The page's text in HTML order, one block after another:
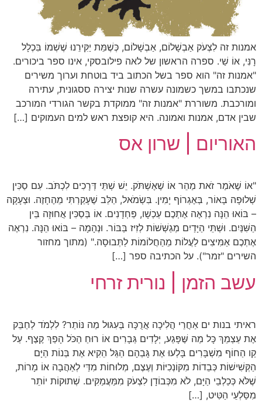
אמנות זה לִצְעֹק אַבְשָׁלוֹם, אַבְשָׁלוֹם, כְּשֶׁמֵּת יַקִּירֵנוּ שֶׁשְׁמוֹ בִּכְלָל
רָנִּי, אוֹ שַׁי. ספרה הראשון של לאה פילובסקי, אינו ספר ביכורים.
"אמנות זה" הוא ספר בשל הכתוב ביד בוטחת וערוך משירים
שנכתבו במשך כשמונה עשרה שנות יצירה ססגונית, עתירה
ומורכבת. משוררת "אמנות זה" ממוקדת בקשר הגורדי המורכב
שבין אדם, אמנות ואמונה. היא קופצת ראש למים העמוקים […]
האוריום | שרון אס
"אוֹ שֶׁאֹמַר זֹאת מַהֵר אוֹ שֶׁאֶשְׁתֹּק. יֵשׁ שְׁתֵּי דְּרָכִים לִכְתֹּב. עִם סַכִּין
שְׁלוּפָה בָּאוֹר, בְּאֶגְרוֹף יָמִין. בִּשְׂמֹאל, הַלֵּב שֶׁעָקַרְתִּי מֵהֶחָזֶה. וּצְעָקָה
– בּוֹאוּ הֵנָּה נִרְאֶה אֶתְכֶם עַכְשָׁו, פַּחְדָנִים. אוֹ בְּסַכִּין אֲחוּזָה בֵּין
הַשִּׁנַּיִם. וּשְׁתֵּי הַיָּדַיִם מְגַשְּׁשׁוֹת לְזִיז בַּבּוֹר. וּנְהָמָה – בּוֹאוּ הֵנָּה. נִרְאֶה
אֶתְכֶם אַמִּיצִים לַעֲלוֹת מֵהַחֲלוֹמוֹת לַתְּבוּסָה." (מתוך מחזור
השירים "זמר"). על הכתיבה ספר […]
עשב הזמן | נורית זרחי
ראיתי בנות ים אַחֲרֵי הֲלִיכָה אֲרֻכָּה בְּעִגּוּל מַה נּוֹתַר? לִלְמֹד לְחַבֵּק
אֶת עַצְמֵךְ כָּל מַה שֶּׁפָּגַע, יְלָדִים גְּבָרִים אוֹ רוּחַ הַכֹּל הָפַךְ קֶצֶף. עַל
קַו הַחוֹף מִשְׁבָּרִים בָּלְעוּ אֶת גָּבְהָם הַגַּל הֵקִיא אֶת בְּנוֹת הַיָּם
הַקְּשִׁישׁוֹת כְּבֵדוֹת מִקּוֹנְכִיּוֹת וְעֶצֶם, מְלוּחוֹת מִדַּי לְאַהֲבָה אוֹ מָרוֹת,
שֶׁלֹּא כְּכַלְבֵי הַיָּם, לֹא מִכְּבוֹדָן לִצְעֹק מִמַּעֲמַקִּים. שְׁתוּקוֹת יוֹתֵר
מִסַּלְעֵי הַטִּיט, […]